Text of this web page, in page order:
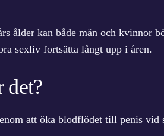
ålder kan både män och kvinnor
sexliv fortsätta långt upp i åren.
det?
att öka blodflödet till penis